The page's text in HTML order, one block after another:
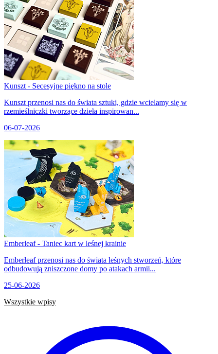
Kunszt - Secesyjne piękno na stole
Kunszt przenosi nas do świata sztuki, gdzie wcielamy się w
rzemieślniczki tworzące dzieła inspirowan...
06-07-2026
Emberleaf - Taniec kart w leśnej krainie
Emberleaf przenosi nas do świata leśnych stworzeń, które
odbudowują zniszczone domy po atakach armii...
25-06-2026
Wszystkie wpisy